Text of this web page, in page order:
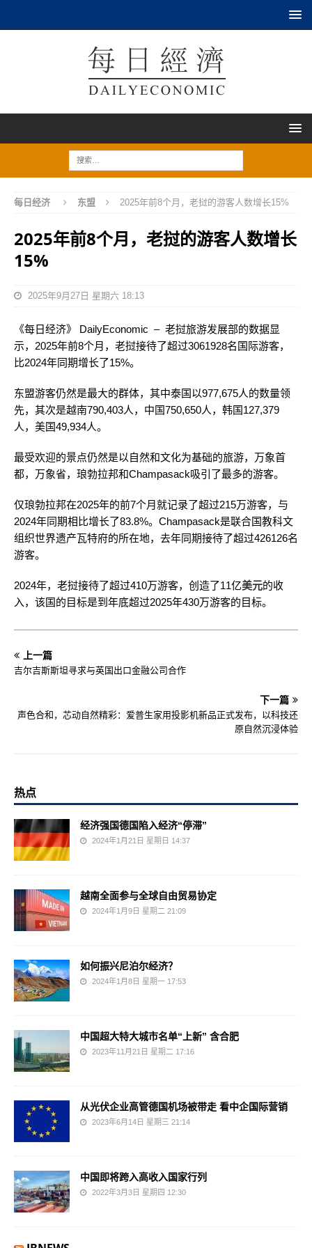
每日经济 东盟 2025年前8个月，老挝的游客人数增长15%
2025年前8个月，老挝的游客人数增长
15%
2025年9月27日 星期六 18:13
《每日经济》 DailyEconomic – 老挝旅游发展部的数据显
示，2025年前8个月，老挝接待了超过3061928名国际游客，
比2024年同期增长了15%。
东盟游客仍然是最大的群体，其中泰国以977,675人的数量领
先，其次是越南790,403人，中国750,650人，韩国127,379
人，美国49,934人。
最受欢迎的景点仍然是以自然和文化为基础的旅游，万象首
都，万象省，琅勃拉邦和Champasack吸引了最多的游客。
仅琅勃拉邦在2025年的前7个月就记录了超过215万游客，与
2024年同期相比增长了83.8%。Champasack是联合国教科文
组织世界遗产瓦特府的所在地，去年同期接待了超过426126名
游客。
2024年，老挝接待了超过410万游客，创造了11亿美元的收
入，该国的目标是到年底超过2025年430万游客的目标。
上一篇
吉尔吉斯斯坦寻求与英国出口金融公司合作
下一篇
声色合和，芯动自然精彩：爱普生家用投影机新品正式发布，以科技还
原自然沉浸体验
热点
经济强国德国陷入经济“停滞”
2024年1月21日 星期日 14:37
越南全面参与全球自由贸易协定
2024年1月9日 星期二 21:09
如何振兴尼泊尔经济？
2024年1月8日 星期一 17:53
中国超大特大城市名单“上新” 含合肥
2023年11月21日 星期二 17:16
从光伏企业高管德国机场被带走 看中企国际营销
2023年6月14日 星期三 21:14
中国即将跨入高收入国家行列
2022年3月3日 星期四 12:30